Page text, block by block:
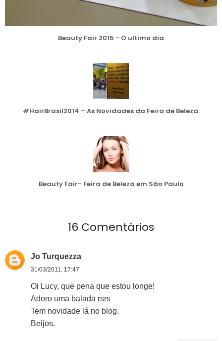
Beauty Fair 2015 - O ultimo dia
#HairBrasil2014 – As Novidades da Feira de Beleza.
Beauty Fair- Feira de Beleza em São Paulo
16 Comentários
Jo Turquezza
31/03/2011, 17:47
Oi Lucy, que pena que estou longe!
Adoro uma balada rsrs
Tem novidade lá no blog.
Beijos.